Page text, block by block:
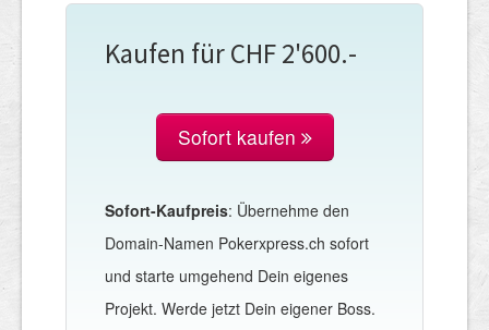
Kaufen für CHF 2'600.-
Sofort kaufen
Sofort-Kaufpreis: Übernehme den
Domain-Namen Pokerxpress.ch sofort
und starte umgehend Dein eigenes
Projekt. Werde jetzt Dein eigener Boss.